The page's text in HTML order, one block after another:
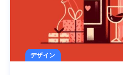
デザイン